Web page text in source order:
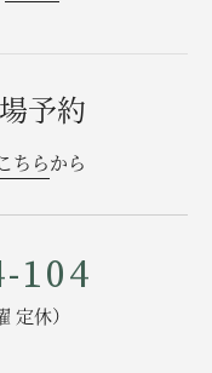
予約
こちらから
104
定休）